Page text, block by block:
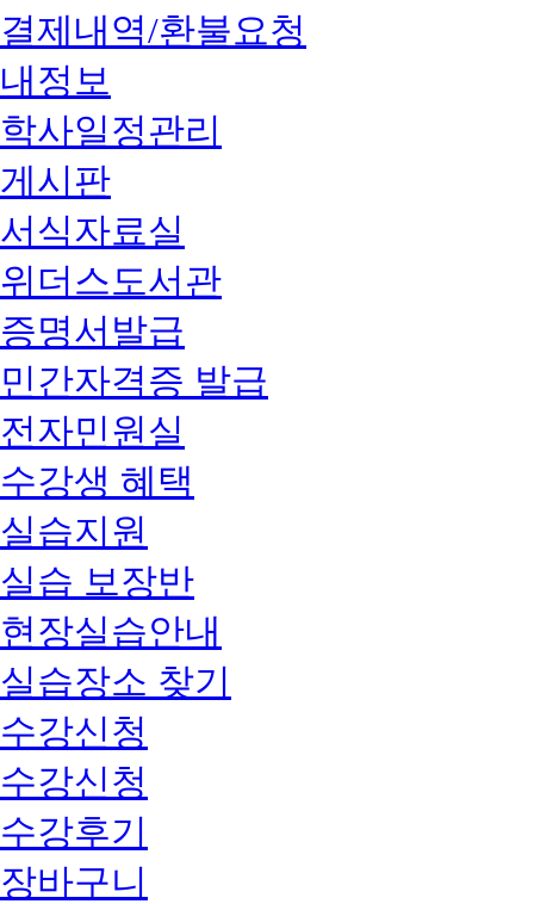
결제내역/환불요청
내정보
학사일정관리
게시판
서식자료실
위더스도서관
증명서발급
민간자격증 발급
전자민원실
수강생 혜택
실습지원
실습 보장반
현장실습안내
실습장소 찾기
수강신청
수강신청
수강후기
장바구니